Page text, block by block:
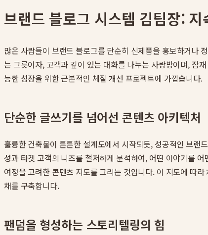
브랜드 블로그 시스템 김팀장:
많은 사람들이 브랜드 블로그를 단순히 신제품을 홍보하거나
는 그릇이자, 고객과 깊이 있는 대화를 나누는 사랑방이며, 잠
능한 성장을 위한 근본적인 체질 개선 프로젝트에 가깝습니다.
단순한 글쓰기를 넘어선 콘텐츠 아키텍처
훌륭한 건축물이 튼튼한 설계도에서 시작되듯, 성공적인 브랜
성과 타겟 고객의 니즈를 철저하게 분석하여, 어떤 이야기를
여정을 고려한 콘텐츠 지도를 그리는 것입니다. 이 지도에 따
채를 구축합니다.
팬덤을 형성하는 스토리텔링의 힘